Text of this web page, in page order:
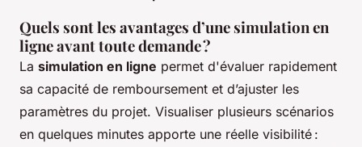
Quels sont les avantages d’une simulation en
ligne avant toute demande ?
La simulation en ligne permet d'évaluer rapidement
sa capacité de remboursement et d’ajuster les
paramètres du projet. Visualiser plusieurs scénarios
en quelques minutes apporte une réelle visibilité :